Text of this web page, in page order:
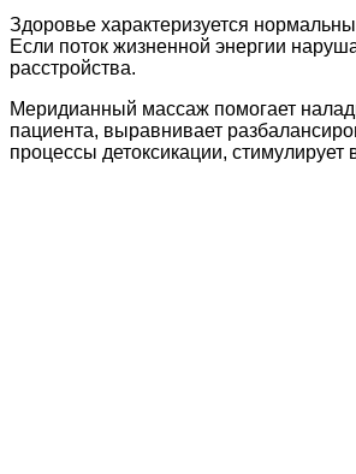
Здоровье характеризуется
Если поток жизненной энергии
расстройства.
Меридианный массаж помогает
пациента, выравнивает
процессы детоксикации,